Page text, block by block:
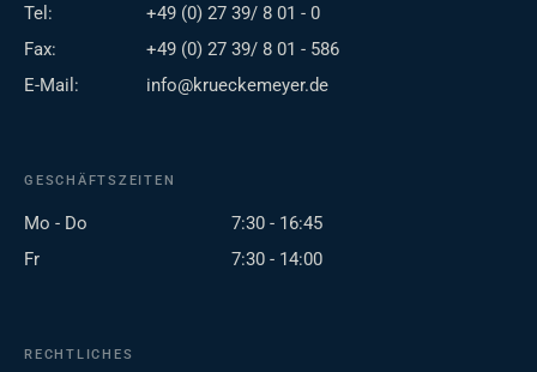
Tel:
+49 (0) 27 39/ 8 01 - 0
Fax:
+49 (0) 27 39/ 8 01 - 586
E-Mail:
info@krueckemeyer.de
GESCHÄFTSZEITEN
Mo - Do
7:30 - 16:45
Fr
7:30 - 14:00
RECHTLICHES